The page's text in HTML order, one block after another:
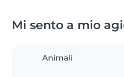
Mi sento a mio
Animali